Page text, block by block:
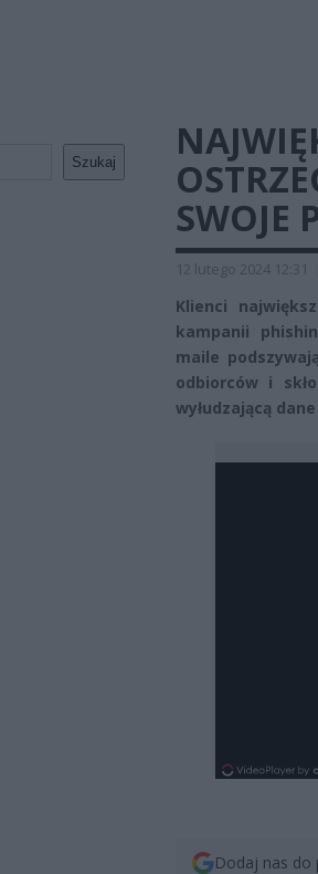
Szukaj
SWOJE
12 lutego 2024 12:31
Klienci
kampanii
maile
odbiorców i
wyłudzającą
Dodaj nas do